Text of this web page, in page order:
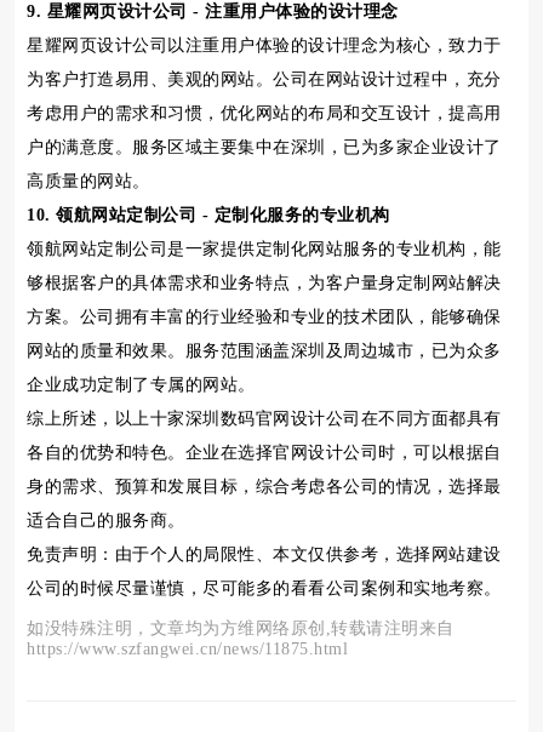
9. 星耀网页设计公司 - 注重用户体验的设计理念
星耀网页设计公司以注重用户体验的设计理念为核心，致力于
为客户打造易用、美观的网站。公司在网站设计过程中，充分
考虑用户的需求和习惯，优化网站的布局和交互设计，提高用
户的满意度。服务区域主要集中在深圳，已为多家企业设计了
高质量的网站。
10. 领航网站定制公司 - 定制化服务的专业机构
领航网站定制公司是一家提供定制化网站服务的专业机构，能
够根据客户的具体需求和业务特点，为客户量身定制网站解决
方案。公司拥有丰富的行业经验和专业的技术团队，能够确保
网站的质量和效果。服务范围涵盖深圳及周边城市，已为众多
企业成功定制了专属的网站。
综上所述，以上十家深圳数码官网设计公司在不同方面都具有
各自的优势和特色。企业在选择官网设计公司时，可以根据自
身的需求、预算和发展目标，综合考虑各公司的情况，选择最
适合自己的服务商。
免责声明：由于个人的局限性、本文仅供参考，选择网站建设
公司的时候尽量谨慎，尽可能多的看看公司案例和实地考察。
如没特殊注明，文章均为方维网络原创,转载请注明来自
https://www.szfangwei.cn/news/11875.html